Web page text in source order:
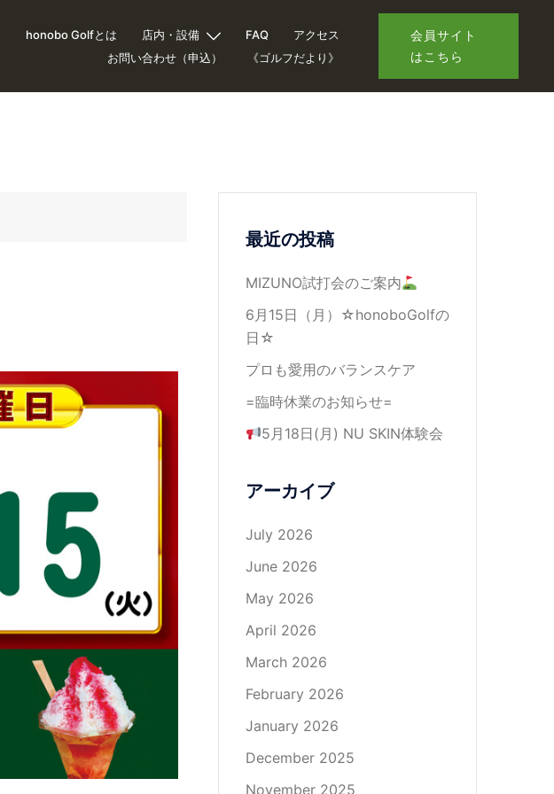
honobo Golfとは 店内・設備 FAQ
アクセス
お問い合わせ（申込）
《ゴルフだより》
会員サイト
はこちら
最近の投稿
MIZUNO試打会のご案内
6月15日（月）☆honoboGolfの
日☆
プロも愛用のバランスケア
=臨時休業のお知らせ=
5月18日(月) NU SKIN体験会
アーカイブ
July 2026
June 2026
May 2026
April 2026
March 2026
February 2026
January 2026
December 2025
November 2025